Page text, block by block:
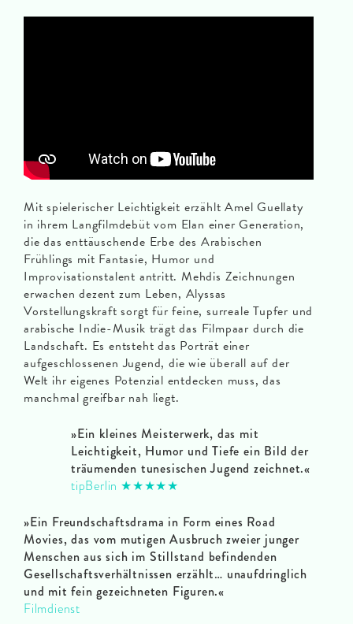
Mit spielerischer Leichtigkeit erzählt Amel Guellaty
in ihrem Langfilmdebüt vom Elan einer Generation,
die das enttäuschende Erbe des Arabischen
Frühlings mit Fantasie, Humor und
Improvisationstalent antritt. Mehdis Zeichnungen
erwachen dezent zum Leben, Alyssas
Vorstellungskraft sorgt für feine, surreale Tupfer und
arabische Indie-Musik trägt das Filmpaar durch die
Landschaft. Es entsteht das Porträt einer
aufgeschlossenen Jugend, die wie überall auf der
Welt ihr eigenes Potenzial entdecken muss, das
manchmal greifbar nah liegt.
»Ein kleines Meisterwerk, das mit
Leichtigkeit, Humor und Tiefe ein Bild der
träumenden tunesischen Jugend zeichnet.«
tipBerlin ★★★★★
»Ein Freundschaftsdrama in Form eines Road
Movies, das vom mutigen Ausbruch zweier junger
Menschen aus sich im Stillstand befindenden
Gesellschaftsverhältnissen erzählt… unaufdringlich
und mit fein gezeichneten Figuren.«
Filmdienst